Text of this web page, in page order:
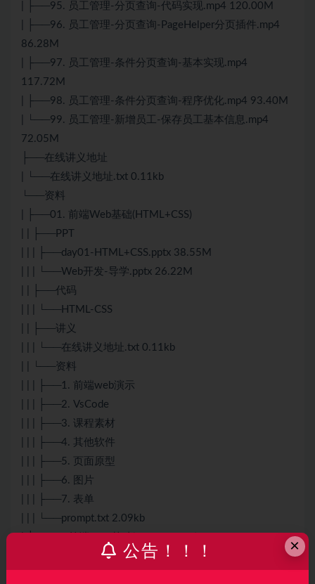
| ├──95. 员工管理-分页查询-代码实现.mp4 120.00M
| ├──96. 员工管理-分页查询-PageHelper分页插件.mp4
86.28M
| ├──97. 员工管理-条件分页查询-基本实现.mp4
117.72M
| ├──98. 员工管理-条件分页查询-程序优化.mp4 93.40M
| └──99. 员工管理-新增员工-保存员工基本信息.mp4
72.05M
├──在线讲义地址
| └──在线讲义地址.txt 0.11kb
└──资料
| ├──01. 前端Web基础(HTML+CSS)
| | ├──PPT
| | | ├──day01-HTML+CSS.pptx 38.55M
| | | └──Web开发-导学.pptx 26.22M
| | ├──代码
| | | └──HTML-CSS
| | ├──讲义
| | | └──在线讲义地址.txt 0.11kb
| | └──资料
| | | ├──1. 前端web演示
| | | ├──2. VsCode
| | | ├──3. 课程素材
| | | ├──4. 其他软件
| | | ├──5. 页面原型
| | | ├──6. 图片
| | | ├──7. 表单
| | | └──prompt.txt 2.09kb
×
公告！！！